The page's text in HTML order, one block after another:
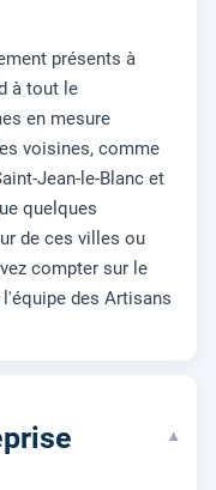
présents à
à tout le
en mesure
voisines, comme
Jean-le-Blanc et
quelques
de ces villes ou
compter sur le
des Artisans
▾